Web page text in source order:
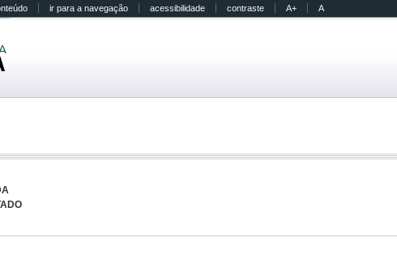
ir para a navegação acessibilidade contraste A+ A